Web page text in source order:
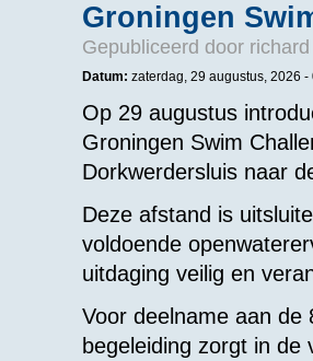
Groningen
Gepubliceerd door
Datum: zaterdag, 29 augustus, 2026 -
Op 29 augustus
Groningen Swim
Dorkwerdersluis naar
Deze afstand is
voldoende
uitdaging veilig en
Voor deelname aan de
begeleiding zorgt in